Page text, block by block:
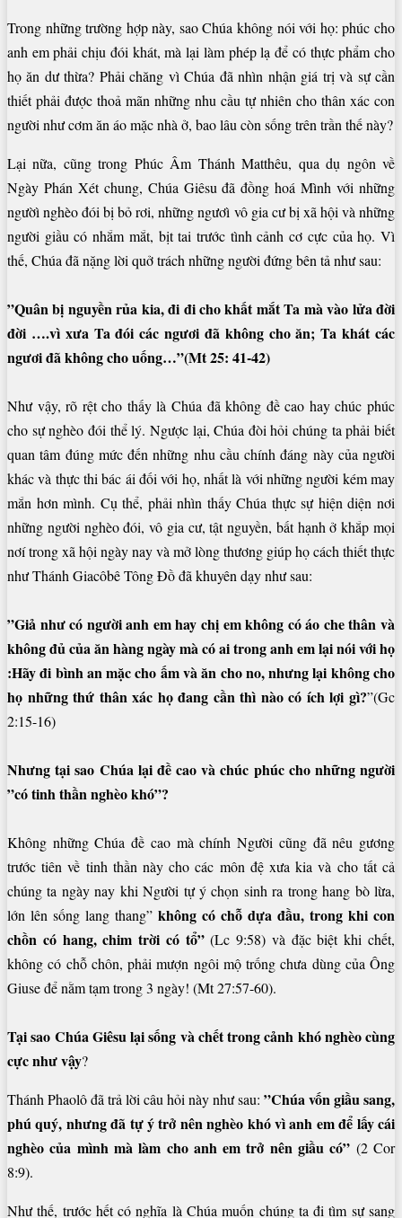
Trong những trường hợp này, sao Chúa không nói với họ: phúc cho
anh em phải chịu đói khát, mà lại làm phép lạ để có thực phẩm cho
họ ăn dư thừa? Phải chăng vì Chúa đã nhìn nhận giá trị và sự cần
thiết phải được thoả mãn những nhu cầu tự nhiên cho thân xác con
người như cơm ăn áo mặc nhà ở, bao lâu còn sống trên trần thế này?
Lại nữa, cũng trong Phúc Âm Thánh Matthêu, qua dụ ngôn về
Ngày Phán Xét chung, Chúa Giêsu đã đồng hoá Mình với những
ngườì nghèo đói bị bỏ rơi, những ngươì vô gia cư bị xã hội và những
người giầu có nhắm mắt, bịt tai trước tình cảnh cơ cực của họ. Vì
thế, Chúa đã nặng lời quở trách những người đứng bên tả như sau:
”Quân bị nguyền rủa kia, đi đi cho khất mắt Ta mà vào lửa đời
đời ….vì xưa Ta đói các ngươi đã không cho ăn; Ta khát các
ngươi đã không cho uống…”(Mt 25: 41-42)
Như vậy, rõ rệt cho thấy là Chúa đã không đề cao hay chúc phúc
cho sự nghèo đói thể lý. Ngược lại, Chúa đòi hỏi chúng ta phải biết
quan tâm đúng mức đến những nhu cầu chính đáng này của người
khác và thực thi bác ái đối với họ, nhất là với những người kém may
mắn hơn mình. Cụ thể, phải nhìn thấy Chúa thực sự hiện diện nơi
những người nghèo đói, vô gia cư, tật nguyền, bất hạnh ở khắp mọi
nơí trong xã hội ngày nay và mở lòng thương giúp họ cách thiết thực
như Thánh Giacôbê Tông Đồ đã khuyên dạy như sau:
”Giả như có người anh em hay chị em không có áo che thân và
không đủ của ăn hàng ngày mà có ai trong anh em lại nói với họ
:Hãy đi bình an mặc cho ấm và ăn cho no, nhưng lại không cho
họ những thứ thân xác họ đang cần thì nào có ích lợi gì?”(Gc
2:15-16)
Nhưng tại sao Chúa lại đề cao và chúc phúc cho những người
”có tinh thần nghèo khó”?
Không những Chúa đề cao mà chính Người cũng đã nêu gương
trước tiên về tinh thần này cho các môn đệ xưa kia và cho tất cả
chúng ta ngày nay khi Người tự ý chọn sinh ra trong hang bò lừa,
lớn lên sống lang thang” không có chỗ dựa đầu, trong khi con
chồn có hang, chim trời có tổ”(Lc 9:58) và đặc biệt khi chết,
không có chỗ chôn, phải mượn ngôi mộ trống chưa dùng của Ông
Giuse để nằm tạm trong 3 ngày! (Mt 27:57-60).
Tại sao Chúa Giêsu lại sống và chết trong cảnh khó nghèo cùng
cực như vậy?
Thánh Phaolô đã trả lời câu hỏi này như sau: ”Chúa vốn giầu sang,
phú quý, nhưng đã tự ý trở nênnghèo khó vì anh em để lấy cái
nghèo của mình mà làm cho anh em trở nên giầu có” (2 Cor
8:9).
Như thế, trước hết có nghĩa là Chúa muốn chúng ta đi tìm sự sang